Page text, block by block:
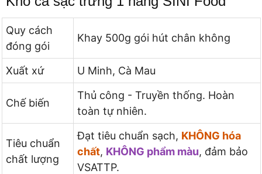
Quy cách
đóng gói
Khay 500g gói hút chân không
Xuất xứ U Minh, Cà Mau
Chế biến
Thủ công - Truyền thống. Hoàn
toàn tự nhiên.
Tiêu chuẩn
chất lượng
Đạt tiêu chuẩn sạch, KHÔNG hóa
chất, KHÔNG phẩm màu, đảm bảo
VSATTP.